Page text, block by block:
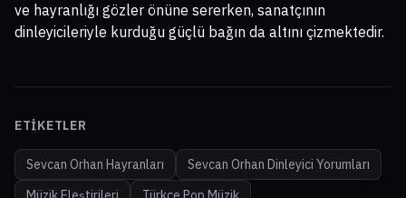
ve hayranlığı gözler önüne sererken, sanatçının
dinleyicileriyle kurduğu güçlü bağın da altını çizmektedir.
ETIKETLER
Sevcan Orhan Hayranları
Sevcan Orhan Dinleyici Yorumları